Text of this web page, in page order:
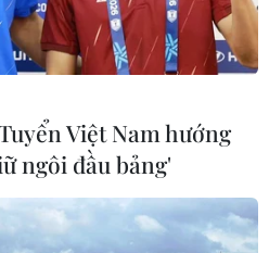
Việt Nam hướng
ngôi đầu bảng'